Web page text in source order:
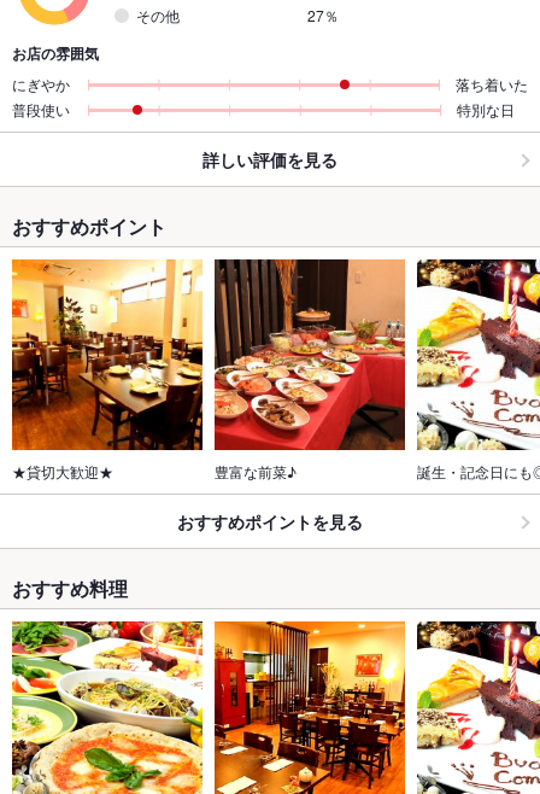
その他
27％
お店の雰囲気
にぎやか
落ち着いた
普段使い
特別な日
詳しい評価を見る
おすすめポイント
★貸切大歓迎★ 豊富な前菜♪ 誕生・記念日に
おすすめポイントを見る
おすすめ料理